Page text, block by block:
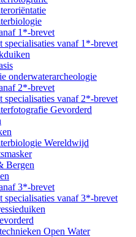
1*-brevet
specialisaties vanaf 1*-brevet
onderwaterarcheologie
2*-brevet
specialisaties vanaf 2*-brevet
Gevorderd
Wereldwijd
Bergen
3*-brevet
specialisaties vanaf 3*-brevet
Open Water